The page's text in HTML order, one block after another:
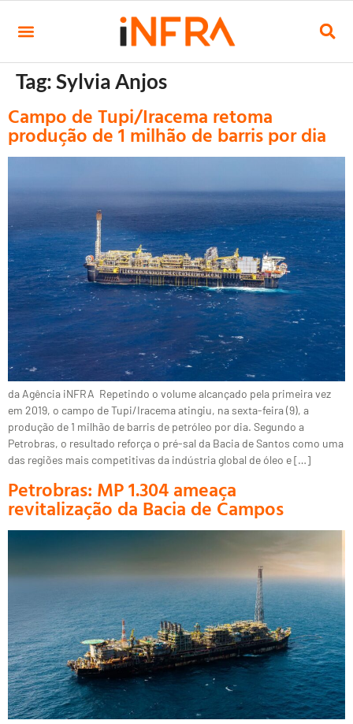
Tag:Sylvia Anjos
Campo de Tupi/Iracema retoma
produção de 1 milhão de barris por dia
da Agência iNFRA Repetindo o volume alcançado pela primeira vez
em 2019, o campo de Tupi/Iracema atingiu, na sexta-feira (9), a
produção de 1 milhão de barris de petróleo por dia. Segundo a
Petrobras, o resultado reforça o pré-sal da Bacia de Santos como uma
das regiões mais competitivas da indústria global de óleo e […]
Petrobras: MP 1.304 ameaça
revitalização da Bacia de Campos